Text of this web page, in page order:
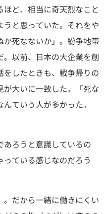
ど、相当に奇天烈なこと
と思っていた。それをや
か死なないか」。紛争地帯
以前、日本の大企業を創
したときも、戦争帰りの
大いに一致した。「死な
ていう人が多かった。
ろうと意識しているの
ている感じなのだろう
だから一緒に働きにくい